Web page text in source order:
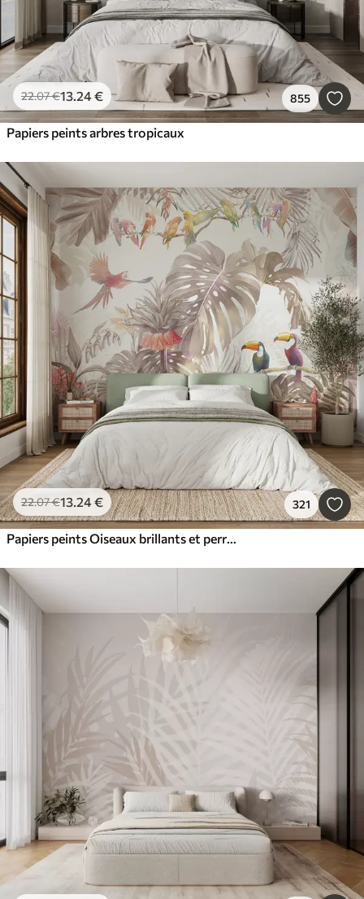
22.07€13.24€ 855
Papiers peints arbres tropicaux
22.07€13.24€ 321
Papiers peints Oiseaux brillants et perroquets sous les tropiques